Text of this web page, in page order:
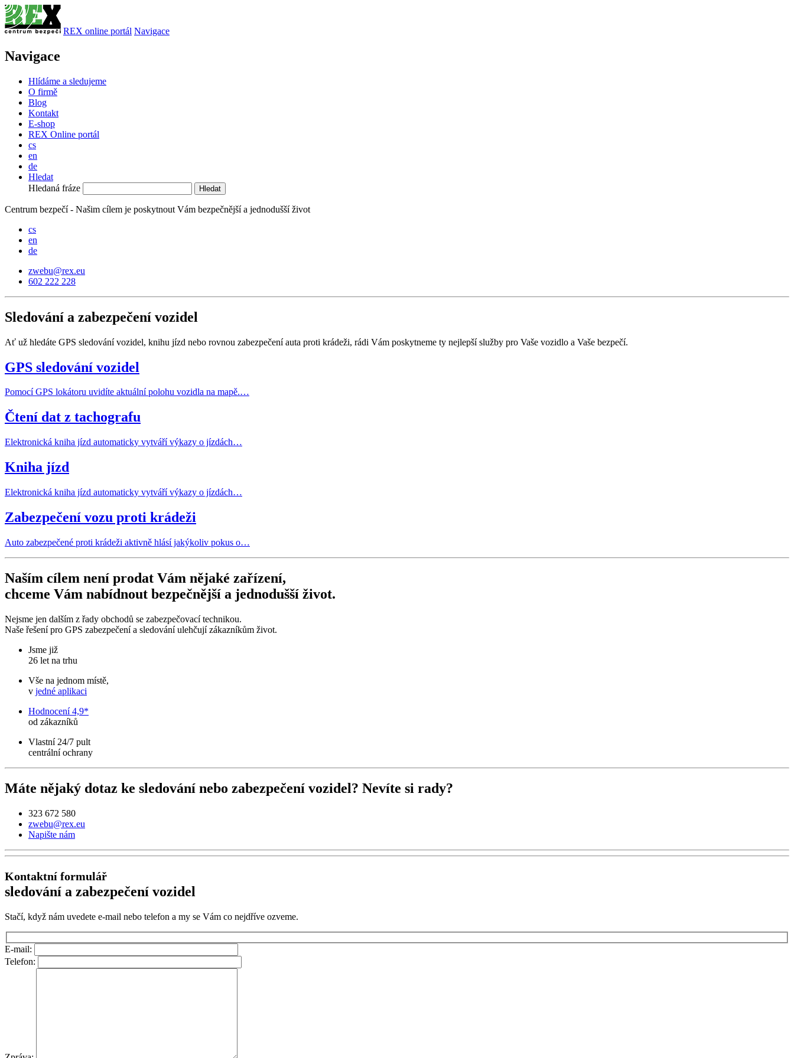
REX online portál Navigace
Navigace
Hlídáme a sledujeme
O firmě
Blog
Kontakt
E-shop
REX Online portál
cs
en
de
Hledat
Hledaná fráze
Centrum bezpečí - Našim cílem je poskytnout Vám bezpečnější a jednodušší život
cs
en
de
zwebu@rex.eu
602 222 228
Sledování a zabezpečení vozidel
Ať už hledáte GPS sledování vozidel, knihu jízd nebo rovnou zabezpečení auta proti krádeži, rádi Vám poskytneme ty nejlepší služby pro Vaše vozidlo a Vaše bezpečí.
GPS sledování vozidel
Pomocí GPS lokátoru uvidíte aktuální polohu vozidla na mapě.…
Čtení dat z tachografu
Elektronická kniha jízd automaticky vytváří výkazy o jízdách…
Kniha jízd
Elektronická kniha jízd automaticky vytváří výkazy o jízdách…
Zabezpečení vozu proti krádeži
Auto zabezpečené proti krádeži aktivně hlásí jakýkoliv pokus o…
Naším cílem není prodat Vám nějaké zařízení,
chceme Vám nabídnout bezpečnější a jednodušší život.
Nejsme jen dalším z řady obchodů se zabezpečovací technikou.
Naše řešení pro GPS zabezpečení a sledování ulehčují zákazníkům život.
Jsme již
26 let na trhu
Vše na jednom místě,
v jedné aplikaci
Hodnocení 4,9*
od zákazníků
Vlastní 24/7 pult
centrální ochrany
Máte nějaký dotaz ke sledování nebo zabezpečení vozidel? Nevíte si rady?
323 672 580
zwebu@rex.eu
Napište nám
Kontaktní formulář
sledování a zabezpečení vozidel
Stačí, když nám uvedete e-mail nebo telefon a my se Vám co nejdříve ozveme.
E-mail:
Telefon: